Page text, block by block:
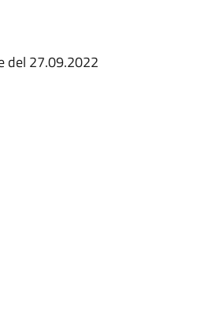
del 27.09.2022